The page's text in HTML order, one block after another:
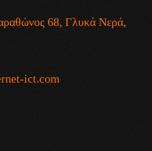
68, Γλυκά Νερά,
ict.com